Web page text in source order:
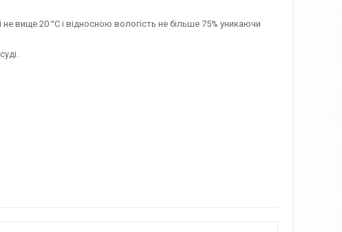
вище 20 °C і відносною вологість не більше 75% уникаючи